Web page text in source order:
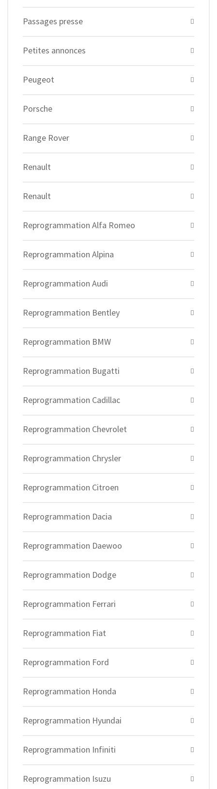
Passages presse
Petites annonces
Peugeot
Porsche
Range Rover
Renault
Renault
Reprogrammation Alfa Romeo
Reprogrammation Alpina
Reprogrammation Audi
Reprogrammation Bentley
Reprogrammation BMW
Reprogrammation Bugatti
Reprogrammation Cadillac
Reprogrammation Chevrolet
Reprogrammation Chrysler
Reprogrammation Citroen
Reprogrammation Dacia
Reprogrammation Daewoo
Reprogrammation Dodge
Reprogrammation Ferrari
Reprogrammation Fiat
Reprogrammation Ford
Reprogrammation Honda
Reprogrammation Hyundai
Reprogrammation Infiniti
Reprogrammation Isuzu